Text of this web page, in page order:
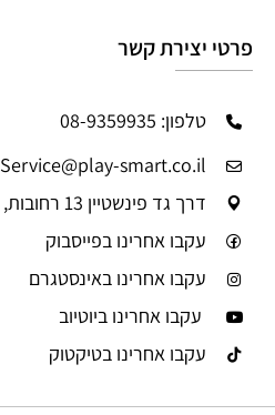
פרטי יצירת קשר
טלפון: 08-9359935
Service@play-smart.co.il
דרך גד פינשטיין 13 רחובות, קומה 3, מחסן 303
עקבו אחרינו בפייסבוק
עקבו אחרינו באינסטגרם
עקבו אחרינו ביוטיוב
עקבו אחרינו בטיקטוק